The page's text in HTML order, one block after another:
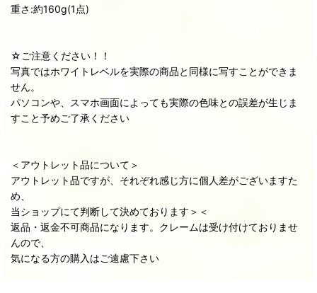
重さ:約160g(1点)
☆ご注意ください！！
写真ではホワイトレベルを実際の商品と同様に写すことができま
せん。
パソコンや、スマホ画面によっても実際の色味との誤差が生じま
すこと予めご了承ください
＜アウトレット品について＞
アウトレット品ですが、それぞれ感じ方に個人差がございますた
め、
当ショップにて判断して決めております＞＜
返品・返金不可商品になります。クレームは受け付けておりませ
んので、
気になる方の購入はご遠慮下さい